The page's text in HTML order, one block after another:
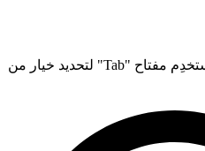
ابدأ الكتابة في مربع البحث، ثم استخدِم مفتاح "Tab" لتحديد خيار من